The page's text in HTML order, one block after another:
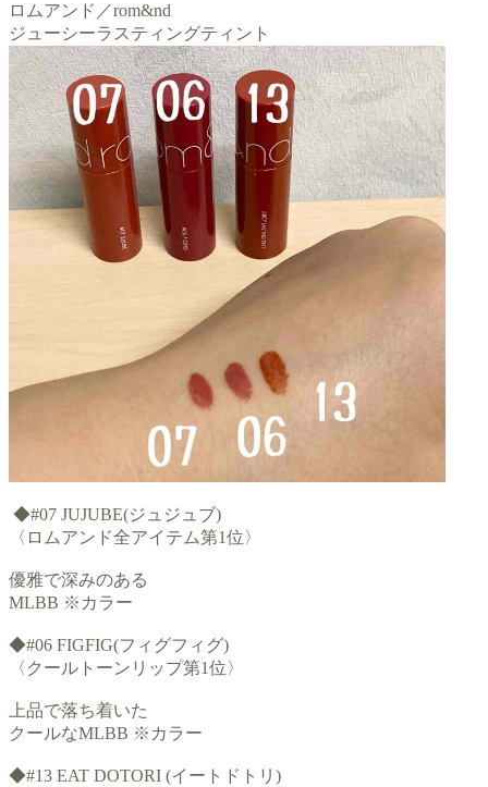
ロムアンド／rom&nd
ジューシーラスティングティント
◆#07 JUJUBE(ジュジュブ)
〈ロムアンド全アイテム第1位〉
優雅で深みのある
MLBB ※カラー
◆#06 FIGFIG(フィグフィグ)
〈クールトーンリップ第1位〉
上品で落ち着いた
クールなMLBB ※カラー
◆#13 EAT DOTORI (イートドトリ)